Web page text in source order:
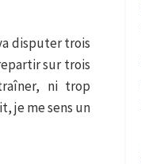
disputer trois
sur trois
ni trop
je me sens un